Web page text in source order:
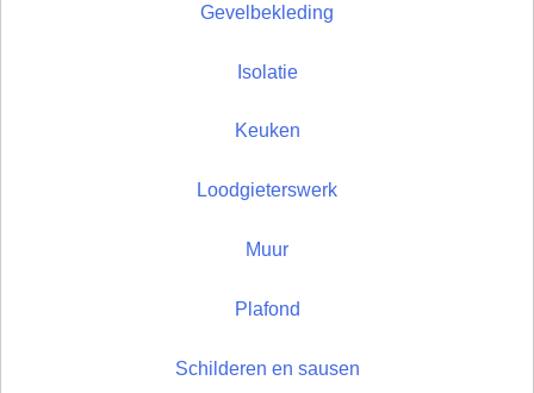
Gevelbekleding
Isolatie
Keuken
Loodgieterswerk
Muur
Plafond
Schilderen en sausen